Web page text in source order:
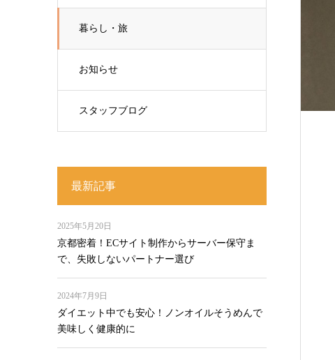
暮らし・旅
お知らせ
スタッフブログ
最新記事
京都密着！ECサイト制作からサーバー保守ま
で、失敗しないパートナー選び
2025年5月20日
ダイエット中でも安心！ノンオイルそうめんで
美味しく健康的に
2024年7月9日